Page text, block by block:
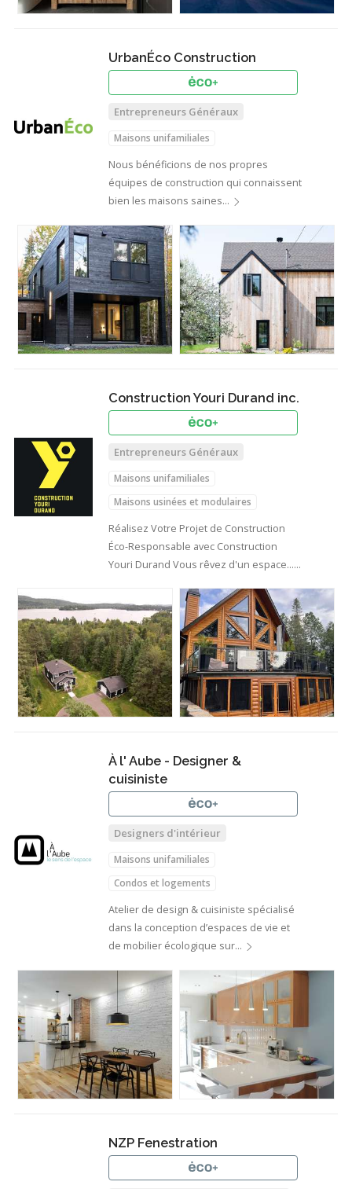
UrbanÉco Construction
Entrepreneurs Généraux
Maisons unifamiliales
Nous bénéficions de nos propres
équipes de construction qui connaissent
bien les maisons saines…
Construction Youri Durand inc.
Entrepreneurs Généraux
Maisons unifamiliales
Maisons usinées et modulaires
Agrandissements de maison
Réalisez Votre Projet de Construction
Éco-Responsable avec Construction
Youri Durand Vous rêvez d'un espace…
À l' Aube - Designer &
cuisiniste
Designers d'intérieur
Maisons unifamiliales
Condos et logements
Agrandissements de maison
Design et aménagement intérieur
Atelier de design & cuisiniste spécialisé
dans la conception d’espaces de vie et
de mobilier écologique sur…
NZP Fenestration